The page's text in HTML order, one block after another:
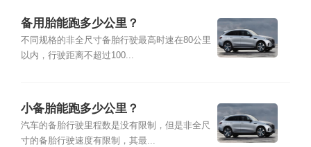
备用胎能跑多少公里？
不同规格的非全尺寸备胎行驶最高时速在80公里
以内，行驶距离不超过100...
小备胎能跑多少公里？
汽车的备胎行驶里程数是没有限制，但是非全尺
寸的备胎行驶速度有限制，其最...